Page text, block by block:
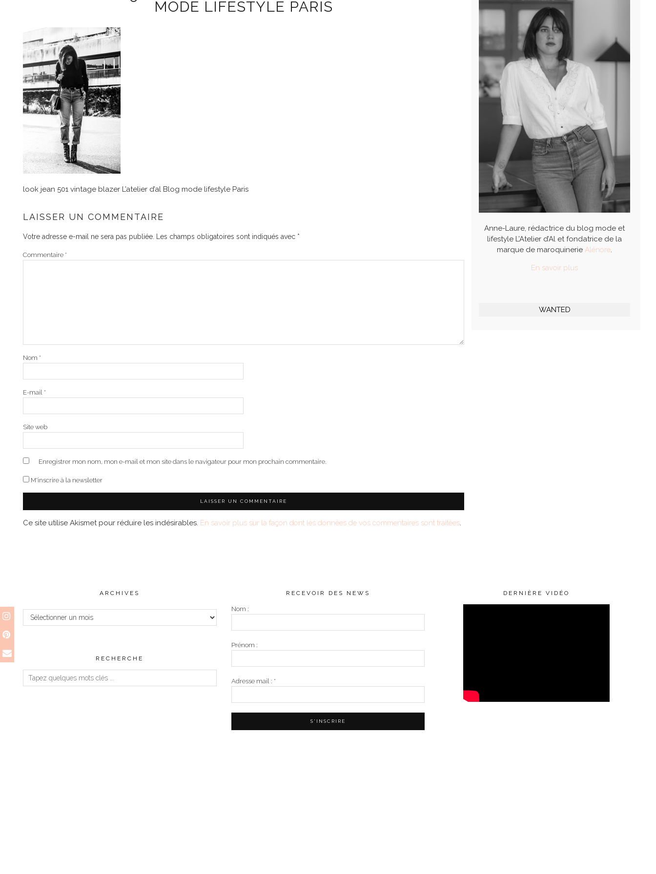
MODE LIFESTYLE PARIS
look jean 501 vintage blazer L’atelier d’al Blog mode lifestyle Paris
LAISSER UN COMMENTAIRE
Votre adresse e-mail ne sera pas publiée. Les champs obligatoires sont indiqués avec *
Commentaire *
Nom *
E-mail *
Site web
Enregistrer mon nom, mon e-mail et mon site dans le navigateur pour mon prochain commentaire.
M'inscrire à la newsletter
Ce site utilise Akismet pour réduire les indésirables. En savoir plus sur la façon dont les données de vos commentaires sont traitées.
Anne-Laure, rédactrice du blog mode et
lifestyle L’Atelier d’Al et fondatrice de la
marque de maroquinerieAlénore.
En savoir plus
WANTED
ARCHIVES
Archives
RECHERCHE
RECEVOIR DES NEWS
Nom :
Prénom :
Adresse mail : *
DERNIÈRE VIDÉO